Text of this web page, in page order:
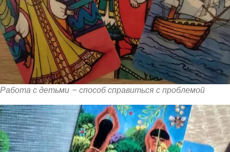
Работа с детьми – способ справиться с проблемой